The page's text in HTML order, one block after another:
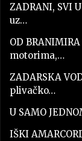
ZADRANI, SVI
uz…
OD
motorima,…
ZADARSKA
plivačko…
U SAMO
IŠKI